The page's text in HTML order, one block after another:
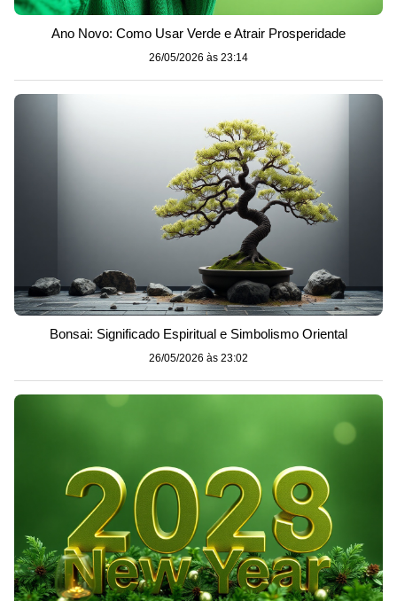
Ano Novo: Como Usar Verde e Atrair Prosperidade
26/05/2026 às 23:14
Bonsai: Significado Espiritual e Simbolismo Oriental
26/05/2026 às 23:02